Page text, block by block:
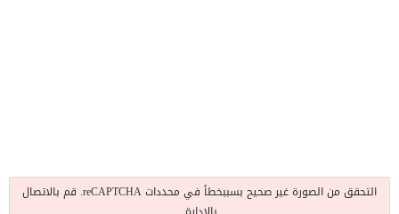
التحقق من الصورة غير صحيح بسببخطأ في محددات reCAPTCHA. قم بالاتصال